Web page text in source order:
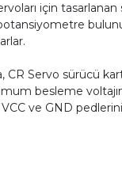
için
CR Servo sürücü
besleme
ve GND